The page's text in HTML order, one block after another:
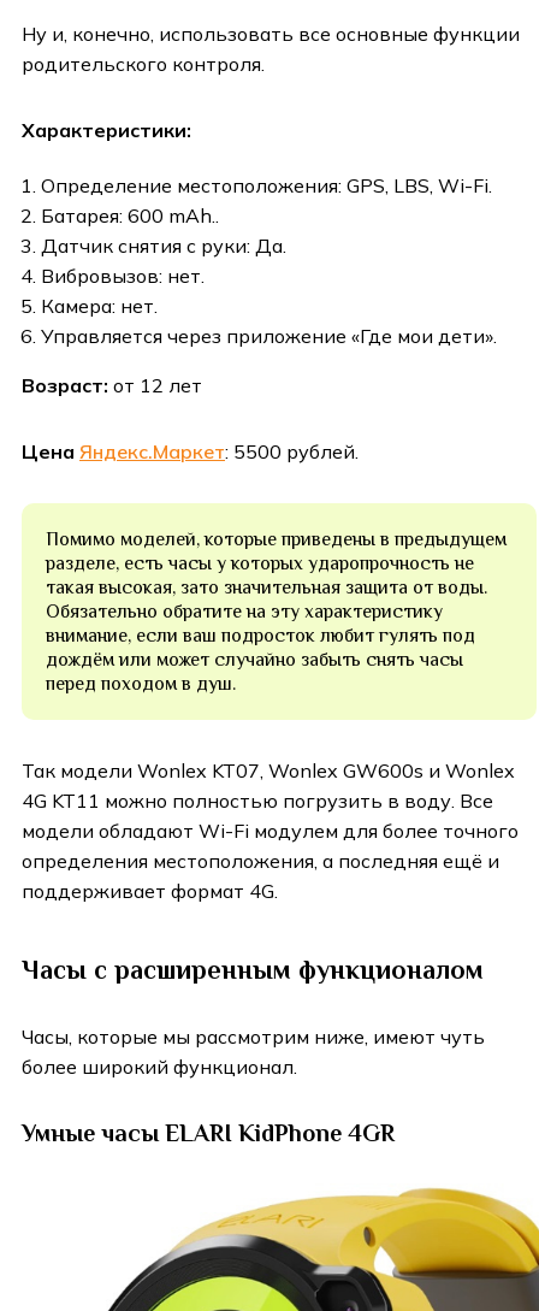
Ну и, конечно, использовать все основные функции
родительского контроля.
Характеристики:
Определение местоположения: GPS, LBS, Wi-Fi.
Батарея: 600 mAh..
Датчик снятия с руки: Да.
Вибровызов: нет.
Камера: нет.
Управляется через приложение «Где мои дети».
Возраст: от 12 лет
Цена Яндекс.Маркет: 5500 рублей.
Помимо моделей, которые приведены в предыдущем
разделе, есть часы у которых ударопрочность не
такая высокая, зато значительная защита от воды.
Обязательно обратите на эту характеристику
внимание, если ваш подросток любит гулять под
дождём или может случайно забыть снять часы
перед походом в душ.
Так модели Wonlex KT07, Wonlex GW600s и Wonlex
4G KT11 можно полностью погрузить в воду. Все
модели обладают Wi-Fi модулем для более точного
определения местоположения, а последняя ещё и
поддерживает формат 4G.
Часы с расширенным функционалом
Часы, которые мы рассмотрим ниже, имеют чуть
более широкий функционал.
Умные часы ELARI KidPhone 4GR